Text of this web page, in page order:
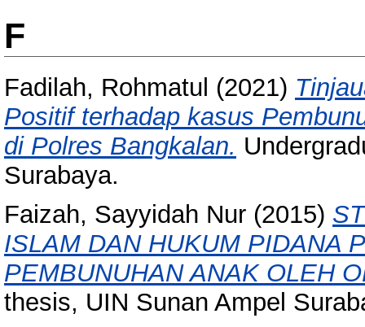
F
Fadilah, Rohmatul (2021)
Positif terhadap kasus
di Polres Bangkalan.
Surabaya.
Faizah, Sayyidah Nur (2015)
ISLAM DAN HUKUM PIDANA
PEMBUNUHAN ANAK OLEH
thesis, UIN Sunan Ampel